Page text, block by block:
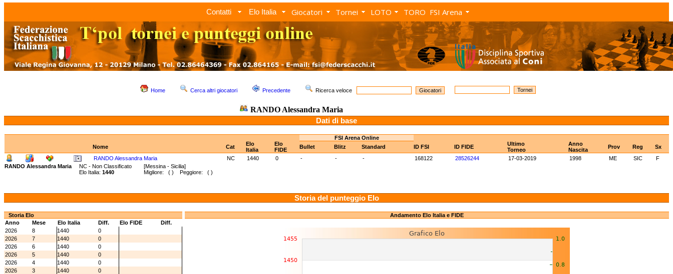
Contatti Elo Italia Giocatori Tornei LOTO TORO FSI Arena
Home Cerca altri giocatori Precedente Ricerca veloce
RANDO Alessandra Maria
Dati di base
FSI Arena Online
Nome
Cat
Elo
Italia
Elo
FIDE
Bullet Blitz Standard ID FSI ID FIDE
Ultimo
Torneo
Anno
Nascita
Prov Reg
Sx
RANDO Alessandra Maria
NC 1440 0 - - - 168122 28526244 17-03-2019 1998 ME SIC
F
RANDO Alessandra Maria
NC - Non Classificato [Messina - Sicilia]
Elo Italia: 1440 Migliore: ( ) Peggiore: ( )
Storia del punteggio Elo
Storia Elo
Anno
Mese Elo Italia Diff. Elo FIDE
Diff.
2026
8 1440
0
2026
7 1440
0
2026
6 1440
0
2026
5 1440
0
2026
4 1440
0
2026
3 1440
0
Andamento Elo Italia e FIDE